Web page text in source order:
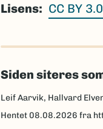
Lisens
CC BY
Siden siteres
Leif Aarvik, Hallvard
Hentet 08.08.2026 fra